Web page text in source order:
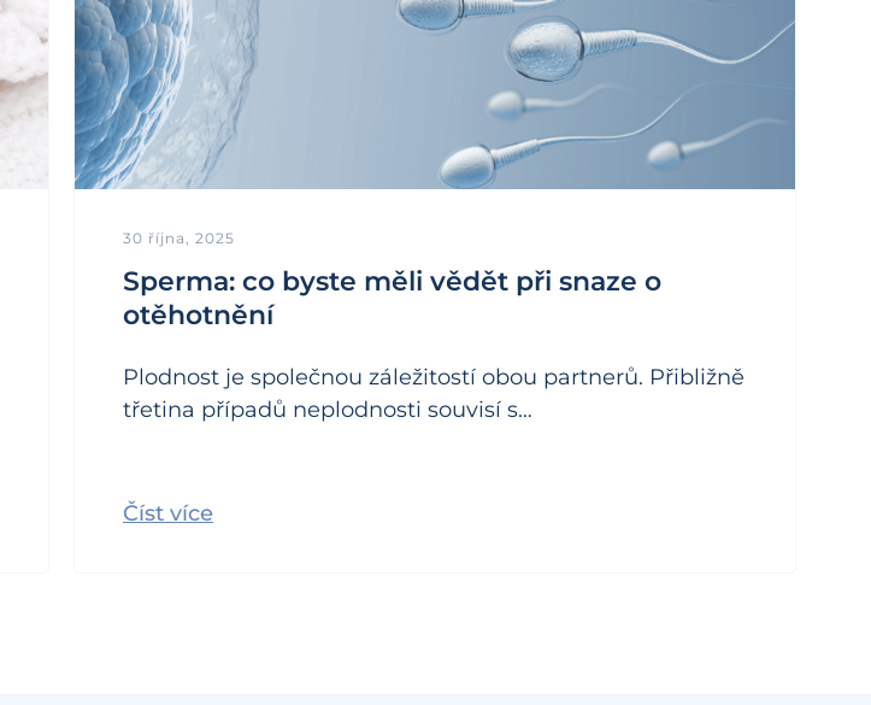
30 října, 2025
Sperma: co byste měli vědět při snaze o
otěhotnění
Plodnost je společnou záležitostí obou partnerů. Přibližně
třetina případů neplodnosti souvisí s…
Číst více